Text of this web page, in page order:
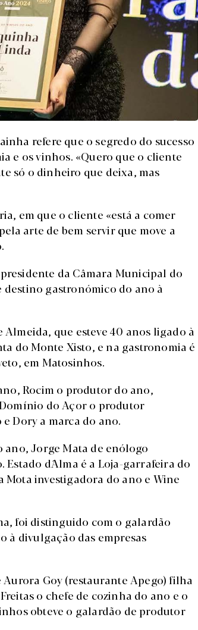
refere que o segredo do sucesso
e os vinhos. «Quero que o cliente
só o dinheiro que deixa, mas
em que o cliente «está a comer
arte de bem servir que move a
da Câmara Municipal do
gastronómico do ano à
que esteve 40 anos ligado à
do Monte Xisto, e na gastronomia é
em Matosinhos.
Rocim o produtor do ano,
do Açor o produtor
Dory a marca do ano.
ano, Jorge Mata de enólogo
d´Alma é a Loja-garrafeira do
investigadora do ano e Wine
foi distinguido com o galardão
à divulgação das empresas
Goy (restaurante Apego) filha
o chefe de cozinha do ano e o
obteve o galardão de produtor